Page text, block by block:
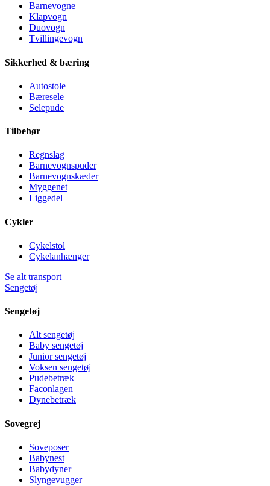
Barnevogne
Klapvogn
Duovogn
Tvillingevogn
Sikkerhed & bæring
Autostole
Bæresele
Selepude
Tilbehør
Regnslag
Barnevognspuder
Barnevognskæder
Myggenet
Liggedel
Cykler
Cykelstol
Cykelanhænger
Se alt transport
Sengetøj
Sengetøj
Alt sengetøj
Baby sengetøj
Junior sengetøj
Voksen sengetøj
Pudebetræk
Faconlagen
Dynebetræk
Sovegrej
Soveposer
Babynest
Babydyner
Slyngevugger